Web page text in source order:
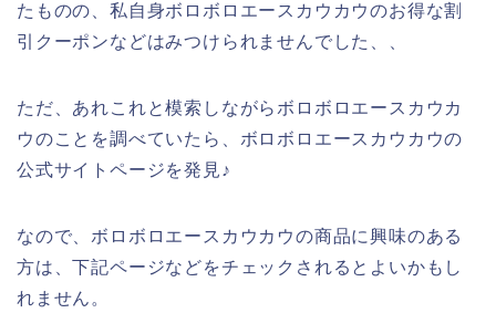
たものの、私自身ボロボロエースカウカウのお得な割
引クーポンなどはみつけられませんでした、、
ただ、あれこれと模索しながらボロボロエースカウカ
ウのことを調べていたら、ボロボロエースカウカウの
公式サイトページを発見♪
なので、ボロボロエースカウカウの商品に興味のある
方は、下記ページなどをチェックされるとよいかもし
れません。